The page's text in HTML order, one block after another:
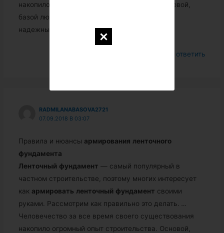
накопило огромный опыт строительства. Основой,
базой любой постройки является прочный и
надежный
.
Войдите, чтобы ответить
RADMILANABASOVA2721
07.09.2018 В 03:07
Правила и нюансы армирования ленточного
фундамента
Ленточный фундамент — самый популярный в
частном строительстве, поэтому многих интересует
как армировать ленточный фундамент своими
руками. Рассмотрим как правильно это делать.
…
Человечество за все время своего существования
накопило огромный опыт строительства. Основой,